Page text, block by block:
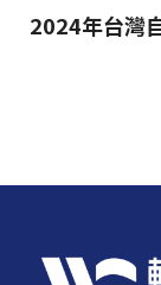
2024年台灣